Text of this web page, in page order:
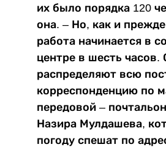
их было порядка 120
она. – Но, как и
работа начинается в
центре в шесть часов.
распределяют всю
корреспонденцию по
передовой –
Назира Мулдашева,
погоду спешат по